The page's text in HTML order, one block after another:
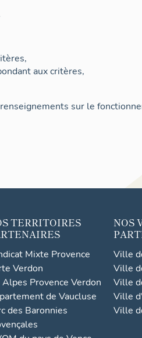
aux critères,
sur le
TERRITOIRES
Mixte Provence
Verdon
Alpes Provence Verdon
de Vaucluse
des Baronnies
NOS
Ville
Ville
Ville
Ville
Ville